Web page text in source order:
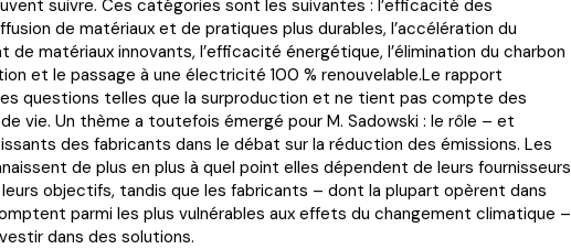
suivre. Ces catégories sont les suivantes : l’efficacité des
de matériaux et de pratiques plus durables, l’accélération du
de matériaux innovants, l’efficacité énergétique, l’élimination du charbon
et le passage à une électricité 100 % renouvelable.Le rapport
questions telles que la surproduction et ne tient pas compte des
vie. Un thème a toutefois émergé pour M. Sadowski : le rôle – et
des fabricants dans le débat sur la réduction des émissions. Les
de plus en plus à quel point elles dépendent de leurs fournisseurs
objectifs, tandis que les fabricants – dont la plupart opèrent dans
parmi les plus vulnérables aux effets du changement climatique –
dans des solutions.